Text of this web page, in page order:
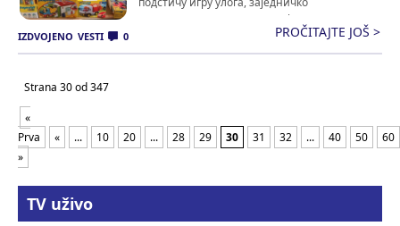
истраживање и сарадњу међу децом,
обогаћујући материјале за игру и
проширујући могућности за учење кроз
IZDVOJENO VESTI 0 PROČITAJTE JOŠ >
Strana 30 od 347
«
Prva
« ... 10 20 ... 28 29 30 31 32 ... 40 50
60
»
TV uživo